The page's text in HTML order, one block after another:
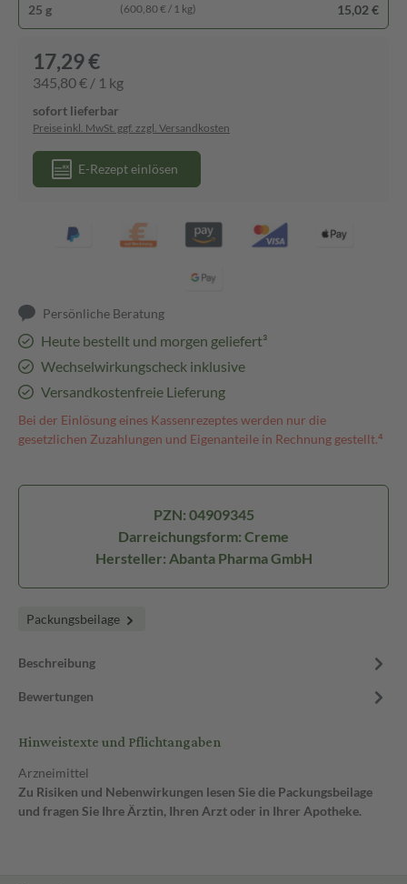
25 g (600,80 € / 1 kg) 15,02 €
17,29 €
345,80 € / 1 kg
sofort lieferbar
Preise inkl. MwSt. ggf. zzgl. Versandkosten
E-Rezept einlösen
Persönliche Beratung
Heute bestellt und morgen geliefert³
Wechselwirkungscheck inklusive
Versandkostenfreie Lieferung
Bei der Einlösung eines Kassenrezeptes werden nur die
gesetzlichen Zuzahlungen und Eigenanteile in Rechnung gestellt.⁴
PZN: 04909345
Darreichungsform: Creme
Hersteller: Abanta Pharma GmbH
Packungsbeilage
Beschreibung
Bewertungen
Hinweistexte und Pflichtangaben
Arzneimittel
Zu Risiken und Nebenwirkungen lesen Sie die Packungsbeilage
und fragen Sie Ihre Ärztin, Ihren Arzt oder in Ihrer Apotheke.